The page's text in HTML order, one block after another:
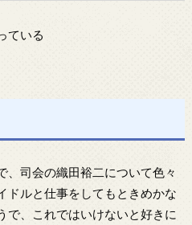
ている
、司会の織田裕二について色々
ドルと仕事をしてもときめかな
で、これではいけないと好きに